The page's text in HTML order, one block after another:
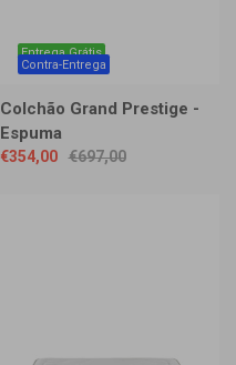
Entrega Grátis
Contra-Entrega
Colchão Grand Prestige -
Espuma
€354,00 €697,00